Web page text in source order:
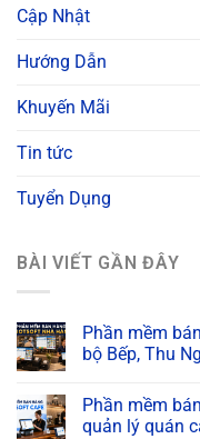
Cập Nhật
Hướng Dẫn
Khuyến Mãi
Tin tức
Tuyển Dụng
BÀI VIẾT GẦN ĐÂY
Phần mềm
bộ Bếp, Thu
Phần mềm
quản lý quán